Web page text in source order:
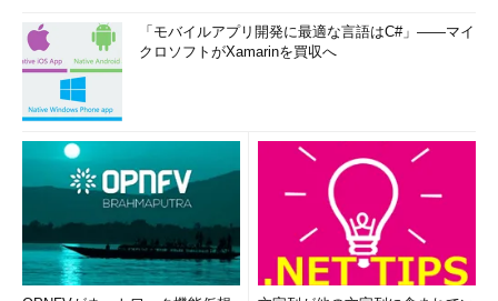
「モバイルアプリ開発に最適な言語はC#」――マイ
クロソフトがXamarinを買収へ